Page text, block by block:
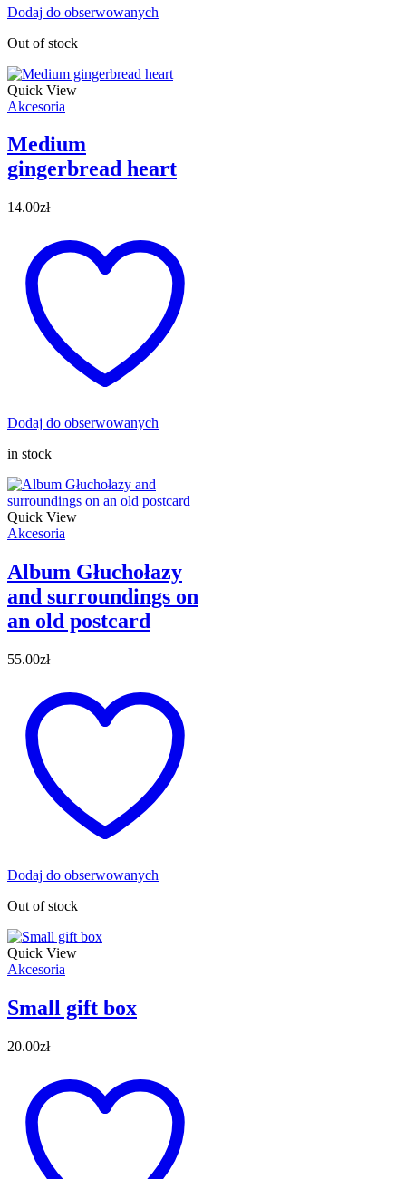
Dodaj do obserwowanych
Out of stock
Quick View
Akcesoria
Medium
gingerbread heart
14.00zł
Dodaj do obserwowanych
in stock
Quick View
Akcesoria
Album Głuchołazy
and surroundings on
an old postcard
55.00zł
Dodaj do obserwowanych
Out of stock
Quick View
Akcesoria
Small gift box
20.00zł